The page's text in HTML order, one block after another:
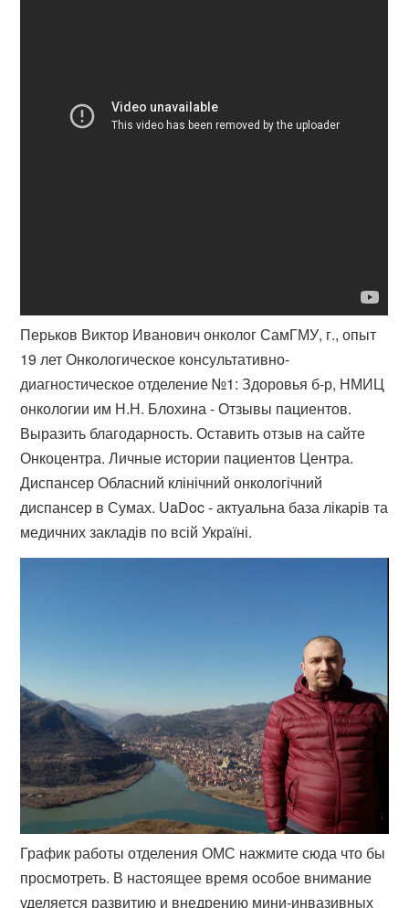
Перьков Виктор Иванович онколог СамГМУ, г., опыт
19 лет Онкологическое консультативно-
диагностическое отделение №1: Здоровья б-р, НМИЦ
онкологии им Н.Н. Блохина - Отзывы пациентов.
Выразить благодарность. Оставить отзыв на сайте
Онкоцентра. Личные истории пациентов Центра.
Диспансер Обласний клінічний онкологічний
диспансер в Сумах. UaDoc - актуальна база лікарів та
медичних закладів по всій Україні.
График работы отделения ОМС нажмите сюда что бы
просмотреть. В настоящее время особое внимание
уделяется развитию и внедрению мини-инвазивных